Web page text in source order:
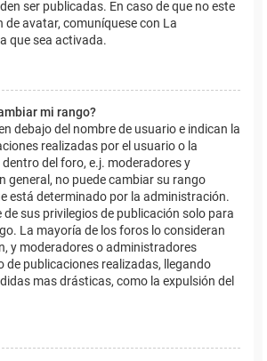
ser publicadas. En caso de que no este
de avatar, comuníquese con La
que sea activada.
mi rango?
debajo del nombre de usuario e indican la
realizadas por el usuario o la
del foro, e.j. moderadores y
general, no puede cambiar su rango
está determinado por la administración.
de sus privilegios de publicación solo para
La mayoría de los foros lo consideran
y moderadores o administradores
de publicaciones realizadas, llegando
mas drásticas, como la expulsión del